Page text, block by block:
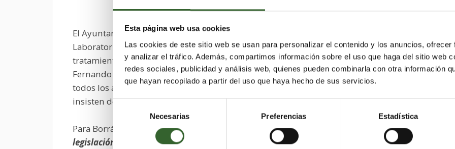
Esta página web usa cookies
Las cookies de este sitio web se usan para personalizar el contenido y los anuncios,
y analizar el tráfico. Además, compartimos información sobre el uso que haga del sitio web
redes sociales, publicidad y análisis web, quienes pueden combinarla con otra información
que hayan recopilado a partir del uso que haya hecho de sus servicios.
Selección
consentimiento
Necesarias Preferencias Estadística
El Ayuntamiento y la Universidad establecieron un acuerdo para que investigadores del
Laboratorio de Contaminación Atmosférica estudiasen los componentes de esta planta de
tratamiento de residuos sólidos de Les Canyades. El vicerrector de Investigación e Innovación,
Fernando Borrás, resaltó el desafío que se presenta para la institución ya que, hasta el
todos los análisis llevados a cabo en el vertedero se ajustan a la legalidad, aunque los vecinos
insisten de los malos olores desde el comienzo de su funcionamiento.
Para Borrás, la clave podría hallarse en ir más allá de los análisis habituales. Así, apunta que "
legislación no mide los compuestos orgánicos volátiles causantes del hedor, no mide